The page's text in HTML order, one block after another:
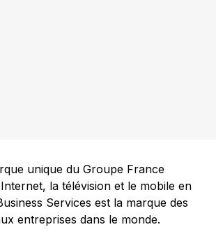
unique du Groupe France
la télévision et le mobile en
Services est la marque des
entreprises dans le monde.